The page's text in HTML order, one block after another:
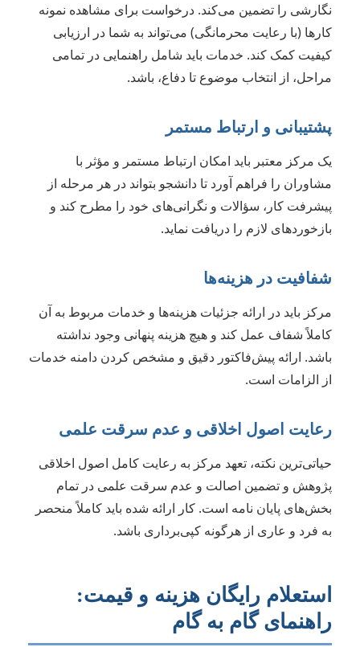
نگارشی را تضمین می‌کند. درخواست برای مشاهده نمونه
کارها (با رعایت محرمانگی) می‌تواند به شما در ارزیابی
کیفیت کمک کند. خدمات باید شامل راهنمایی در تمامی
مراحل، از انتخاب موضوع تا دفاع، باشد.
پشتیبانی و ارتباط مستمر
یک مرکز معتبر باید امکان ارتباط مستمر و مؤثر با
مشاوران را فراهم آورد تا دانشجو بتواند در هر مرحله از
پیشرفت کار، سؤالات و نگرانی‌های خود را مطرح کند و
بازخوردهای لازم را دریافت نماید.
شفافیت در هزینه‌ها
مرکز باید در ارائه جزئیات هزینه‌ها و خدمات مربوط به آن
کاملاً شفاف عمل کند و هیچ هزینه پنهانی وجود نداشته
باشد. ارائه پیش‌فاکتور دقیق و مشخص کردن دامنه خدمات
از الزامات است.
رعایت اصول اخلاقی و عدم سرقت علمی
حیاتی‌ترین نکته، تعهد مرکز به رعایت کامل اصول اخلاقی
پژوهش و تضمین اصالت و عدم سرقت علمی در تمام
بخش‌های پایان نامه است. کار ارائه شده باید کاملاً منحصر
به فرد و عاری از هرگونه کپی‌برداری باشد.
استعلام رایگان هزینه و قیمت:
راهنمای گام به گام